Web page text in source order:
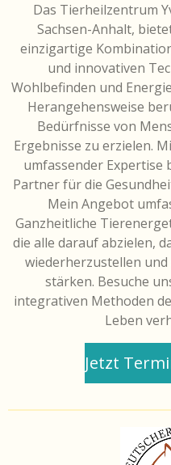
o
k
g
r
a
m
d
I
n
A
p
p
Das Tierheilzentrum
Sachsen-Anhalt,
einzigartige
und innovativen
Wohlbefinden und
Herangehensweise
Bedürfnisse von
Ergebnisse zu erzielen.
umfassender Expertise
Partner für die
Mein Angebot
Ganzheitliche
die alle darauf abzielen,
wiederherzustellen
stärken. Besuche
integrativen Methoden
Leben
Jetzt